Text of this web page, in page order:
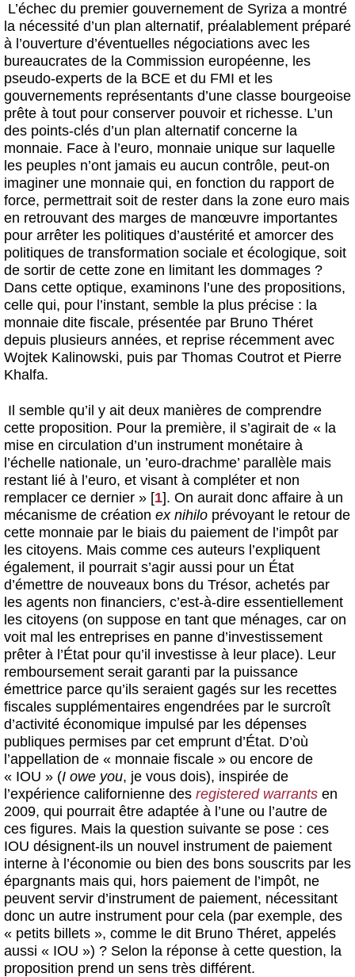
L’échec du premier gouvernement de Syriza a montré
la nécessité d’un plan alternatif, préalablement préparé
à l’ouverture d’éventuelles négociations avec les
bureaucrates de la Commission européenne, les
pseudo-experts de la BCE et du FMI et les
gouvernements représentants d’une classe bourgeoise
prête à tout pour conserver pouvoir et richesse. L’un
des points-clés d’un plan alternatif concerne la
monnaie. Face à l’euro, monnaie unique sur laquelle
les peuples n’ont jamais eu aucun contrôle, peut-on
imaginer une monnaie qui, en fonction du rapport de
force, permettrait soit de rester dans la zone euro mais
en retrouvant des marges de manœuvre importantes
pour arrêter les politiques d’austérité et amorcer des
politiques de transformation sociale et écologique, soit
de sortir de cette zone en limitant les dommages ?
Dans cette optique, examinons l’une des propositions,
celle qui, pour l’instant, semble la plus précise : la
monnaie dite fiscale, présentée par Bruno Théret
depuis plusieurs années, et reprise récemment avec
Wojtek Kalinowski, puis par Thomas Coutrot et Pierre
Khalfa.
Il semble qu’il y ait deux manières de comprendre
cette proposition. Pour la première, il s’agirait de « la
mise en circulation d’un instrument monétaire à
l’échelle nationale, un ’euro-drachme’ parallèle mais
restant lié à l’euro, et visant à compléter et non
remplacer ce dernier » [1]. On aurait donc affaire à un
mécanisme de création ex nihilo prévoyant le retour de
cette monnaie par le biais du paiement de l’impôt par
les citoyens. Mais comme ces auteurs l’expliquent
également, il pourrait s’agir aussi pour un État
d’émettre de nouveaux bons du Trésor, achetés par
les agents non financiers, c’est-à-dire essentiellement
les citoyens (on suppose en tant que ménages, car on
voit mal les entreprises en panne d’investissement
prêter à l’État pour qu’il investisse à leur place). Leur
remboursement serait garanti par la puissance
émettrice parce qu’ils seraient gagés sur les recettes
fiscales supplémentaires engendrées par le surcroît
d’activité économique impulsé par les dépenses
publiques permises par cet emprunt d’État. D’où
l’appellation de « monnaie fiscale » ou encore de
« IOU » (I owe you, je vous dois), inspirée de
l’expérience californienne des registered warrants en
2009, qui pourrait être adaptée à l’une ou l’autre de
ces figures. Mais la question suivante se pose : ces
IOU désignent-ils un nouvel instrument de paiement
interne à l’économie ou bien des bons souscrits par les
épargnants mais qui, hors paiement de l’impôt, ne
peuvent servir d’instrument de paiement, nécessitant
donc un autre instrument pour cela (par exemple, des
« petits billets », comme le dit Bruno Théret, appelés
aussi « IOU ») ? Selon la réponse à cette question, la
proposition prend un sens très différent.